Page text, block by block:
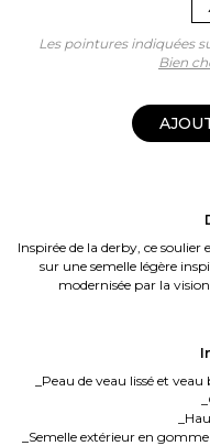
Les pointures indiquées
Bien
Inspirée de la derby, ce
sur une semelle légère
modernisée par la
_Peau de veau lissé et
_Semelle extérieur en